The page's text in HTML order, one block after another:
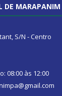
DE MARAPANIM
S/N - Centro
08:00 às 12:00